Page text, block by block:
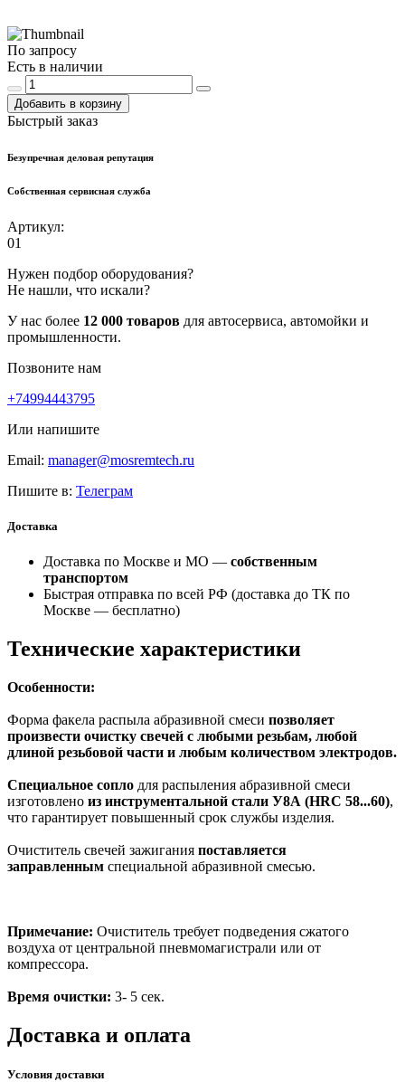
По запросу
Есть в наличии
Добавить в корзину
Быстрый заказ
Безупречная деловая репутация
Собственная сервисная служба
Артикул:
01
Нужен подбор оборудования?
Не нашли, что искали?
У нас более 12 000 товаров для автосервиса, автомойки и
промышленности.
Позвоните нам
+74994443795
Или напишите
Email: manager@mosremtech.ru
Пишите в: Телеграм
Доставка
Доставка по Москве и МО — собственным
транспортом
Быстрая отправка по всей РФ (доставка до ТК по
Москве — бесплатно)
Технические характеристики
Особенности:
Форма факела распыла абразивной смеси позволяет
произвести очистку свечей с любыми резьбам, любой
длиной резьбовой части и любым количеством электродов.
Специальное сопло для распыления абразивной смеси
изготовлено из инструментальной стали У8А (HRC 58...60),
что гарантирует повышенный срок службы изделия.
Очиститель свечей зажигания поставляется
заправленным специальной абразивной смесью.
Примечание: Очиститель требует подведения сжатого
воздуха от центральной пневмомагистрали или от
компрессора.
Время очистки: 3- 5 сек.
Доставка и оплата
Условия доставки